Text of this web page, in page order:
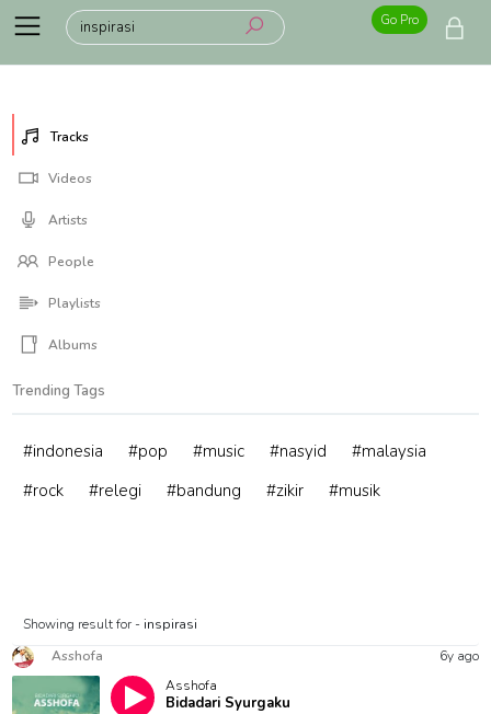
Go Pro
Tracks
Videos
Artists
People
Playlists
Albums
Trending Tags
#indonesia #pop #music #nasyid
#malaysia
#rock
#relegi #bandung #zikir #musik
Showing result for - inspirasi
Asshofa
6y ago
Asshofa
Bidadari Syurgaku